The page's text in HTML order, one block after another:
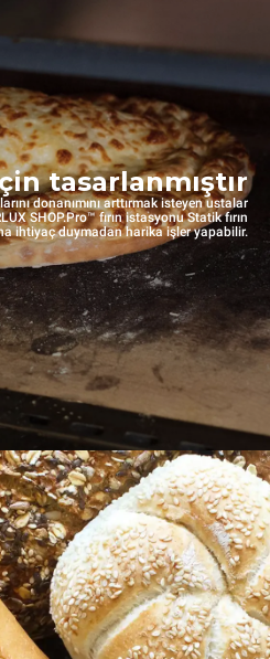
tasarlanmıştır
donanımını arttırmak isteyen ustalar
SHOP.Pro™ fırın istasyonu Statik fırın
ihtiyaç duymadan harika işler yapabilir.